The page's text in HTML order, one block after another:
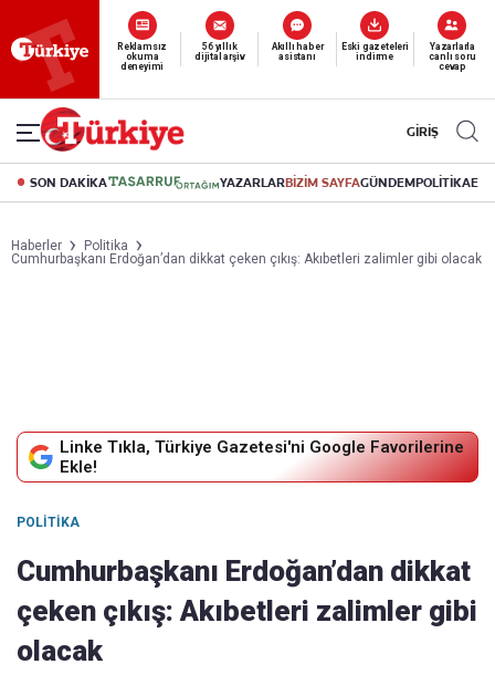
Reklamsız
okuma
deneyimi
56 yıllık
dijital arşiv
Akıllı haber
asistanı
Eski gazeteleri
indirme
Yazarlarla
canlı soru
cevap
GİRİŞ
SON DAKİKA YAZARLARBİZİM SAYFAGÜNDEMPOLİTİKA
Haberler
Politika
Cumhurbaşkanı Erdoğan’dan dikkat çeken çıkış: Akıbetleri zalimler gibi olacak
Linke Tıkla, Türkiye Gazetesi'ni Google Favorilerine
Ekle!
POLITIKA
Cumhurbaşkanı Erdoğan’dan dikkat
çeken çıkış: Akıbetleri zalimler gibi
olacak